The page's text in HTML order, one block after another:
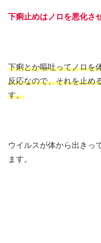
下痢止めはノロを悪化さ
下痢とか嘔吐ってノロを
反応なので、それを止め
す。
ウイルスが体から出きっ
ます。